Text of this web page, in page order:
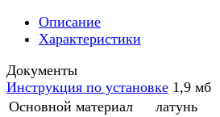
Описание
Характеристики
Документы
Инструкция по установке 1,9 мб
Основной материал
латунь